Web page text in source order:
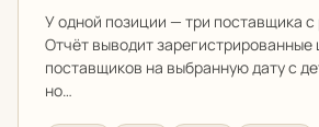
У одной позиции — три поставщика
Отчёт выводит зарегистрированные
поставщиков на выбранную дату с
но…